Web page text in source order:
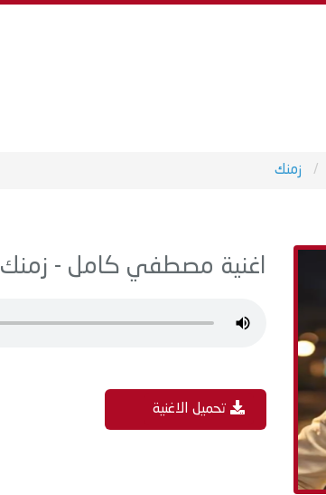
زمنك
اغنية مصطفي كامل - زمنك MP3 - من البوم حكايتي انا
تحميل الاغنية